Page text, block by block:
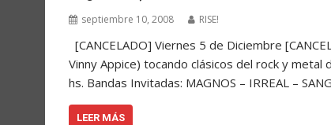
septiembre 10, 2008 RISE!
[CANCELADO] Viernes 5 de Diciembre
Vinny Appice) tocando clásicos del rock y
hs. Bandas Invitadas: MAGNOS – IRREAL –
LEER MÁS